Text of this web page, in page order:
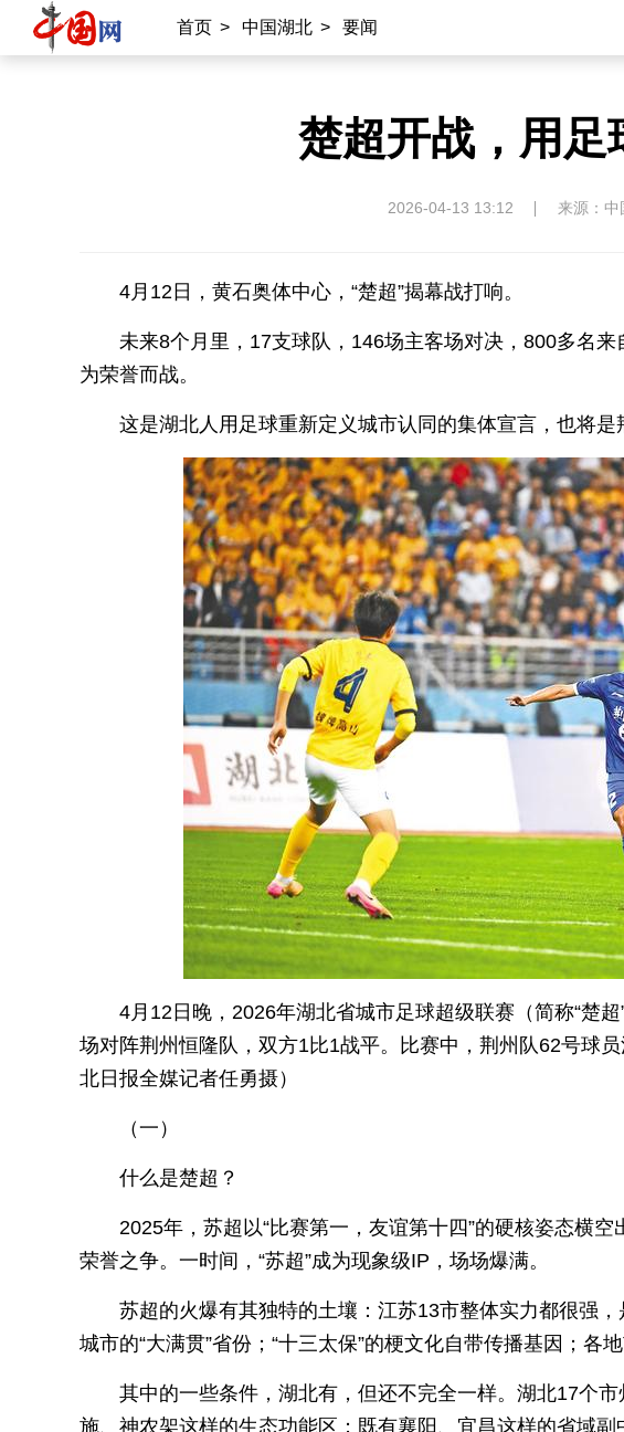
首页 > 中国湖北 > 要闻
楚超开战，用足
2026-04-13 13:12 来源：中
4月12日，黄石奥体中心，“楚超”揭幕战打响。
未来8个月里，17支球队，146场主客场对决，800多名
为荣誉而战。
这是湖北人用足球重新定义城市认同的集体宣言，也将是
4月12日晚，2026年湖北省城市足球超级联赛（简称“楚
场对阵荆州恒隆队，双方1比1战平。比赛中，荆州队62号球
北日报全媒记者任勇摄）
（一）
什么是楚超？
2025年，苏超以“比赛第一，友谊第十四”的硬核姿态横
荣誉之争。一时间，“苏超”成为现象级IP，场场爆满。
苏超的火爆有其独特的土壤：江苏13市整体实力都很强
城市的“大满贯”省份；“十三太保”的梗文化自带传播基因；各
其中的一些条件，湖北有，但还不完全一样。湖北17个
施、神农架这样的生态功能区；既有襄阳、宜昌这样的省域